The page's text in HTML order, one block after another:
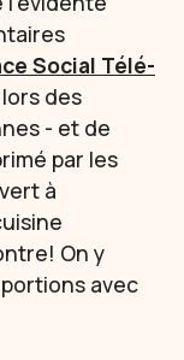
Social Télé-
des
- et de
par les
à
On y
avec